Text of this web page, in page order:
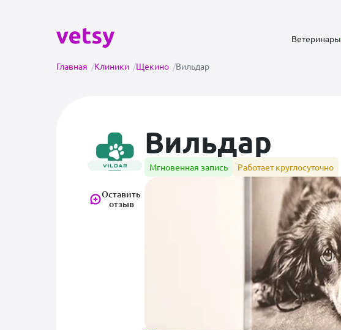
Ветеринары
Главная /Клиники /Щекино /Вильдар
Оставить
отзыв
Вильдар
Мгновенная запись Работает круглосуточно